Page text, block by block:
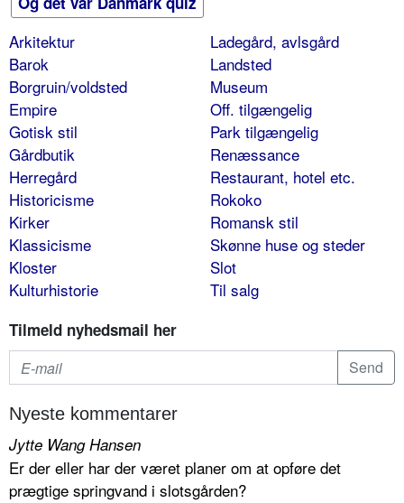
Arkitektur
Barok
Borgruin/voldsted
Empire
Gotisk stil
Gårdbutik
Herregård
Historicisme
Kirker
Klassicisme
Kloster
Kulturhistorie
Ladegård, avlsgård
Landsted
Museum
Off. tilgængelig
Park tilgængelig
Renæssance
Restaurant, hotel etc.
Rokoko
Romansk stil
Skønne huse og steder
Slot
Til salg
Tilmeld nyhedsmail her
Nyeste kommentarer
Jytte Wang Hansen
Er der eller har der været planer om at opføre det
prægtige springvand i slotsgården?